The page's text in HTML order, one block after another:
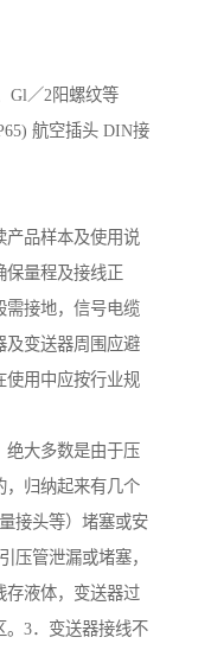
Gl／2阳螺纹等
航空插头 DIN接
产品样本及使用说
保量程及接线正
需接地，信号电缆
及变送器周围应避
使用中应按行业规
绝大多数是由于压
，归纳起来有几个
接头等）堵塞或安
管泄漏或堵塞，
存液体，变送器过
。3．变送器接线不